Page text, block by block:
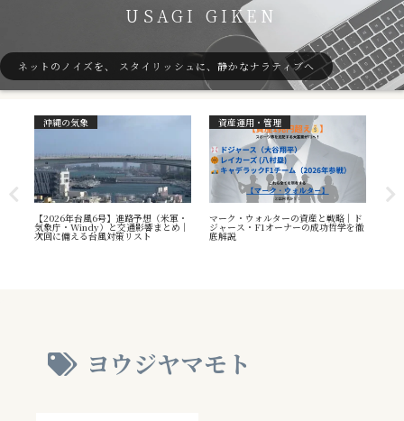
USAGI GIKEN
ネットのノイズを、 スタイリッシュに、静かなナラティブへ
沖縄の気象
【2026年台風6号】進路予想（米軍・
気象庁・Windy）と交通影響まとめ｜
次回に備える台風対策リスト
資産運用・管理
マーク・ウォルターの資産と戦略｜ド
ジャース・F1オーナーの成功哲学を徹
底解説
ヨウジヤマモト